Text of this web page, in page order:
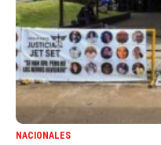
NACIONALES